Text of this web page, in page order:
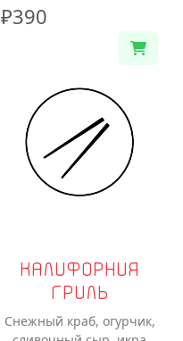
₽390
КАЛИФОРНИЯ
ГРИЛЬ
Снежный краб, огурчик,